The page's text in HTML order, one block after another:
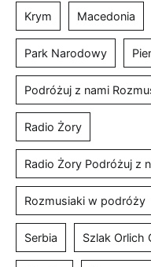
Krym Macedonia
Park Narodowy
Podróżuj z nami
Radio Żory
Radio Żory Podróżuj z
Rozmusiaki w podróży
Serbia Szlak Orlich